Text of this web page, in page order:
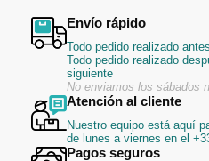
Envío rápido
Todo pedido realizado
Todo pedido realizado
siguiente
No enviamos los sábados
Atención al cliente
Nuestro equipo está aquí
de lunes a viernes en el
Pagos seguros